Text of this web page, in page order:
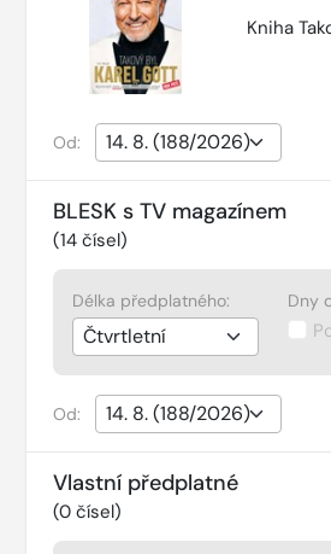
Kniha
Od:
BLESK s TV magazínem
(14čísel)
Délka předplatného: Dny
Od:
Vlastní předplatné
(0čísel)